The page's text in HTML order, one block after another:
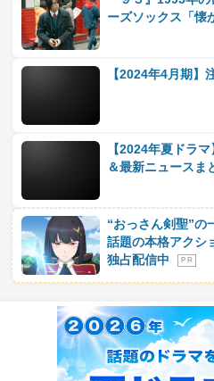
ーズソックス「懐
【2024年4月期】
【2024年夏ドラ
＆最新ニュースま
“おっさん剣聖”
話題の本格アクシ
独占配信中
P R